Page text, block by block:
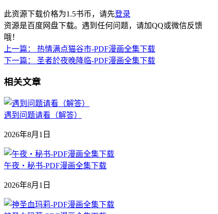
此资源下载价格为1.5书币，请先登录
资源是百度网盘下载。遇到任何问题，请加QQ或微信反馈
哦！
上一篇：
热情满点猫谷市-PDF漫画全集下载
下一篇：
圣者於夜晚降临-PDF漫画全集下载
相关文章
遇到问题请看（解答）
2026年8月1日
午夜‧秘书-PDF漫画全集下载
2026年8月1日